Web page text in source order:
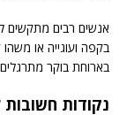
אנשים רבים מתקשים
בקפה ועוגייה או
בארוחת בוקר
נקודות חשובות